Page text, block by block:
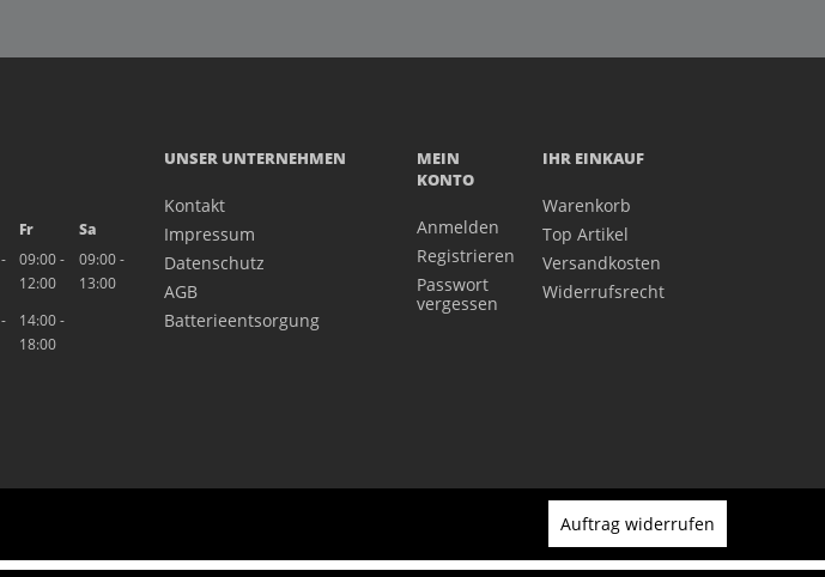
Fr
Sa
09:00 -
12:00
09:00 -
13:00
14:00 -
18:00
UNSER UNTERNEHMEN
Kontakt
Impressum
Datenschutz
AGB
Batterieentsorgung
MEIN
KONTO
Anmelden
Registrieren
Passwort
vergessen
IHR EINKAUF
Warenkorb
Top Artikel
Versandkosten
Widerrufsrecht
Auftrag widerrufen